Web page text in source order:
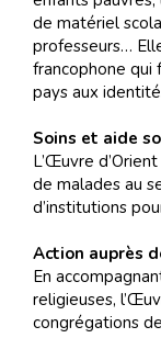
de matériel
professeurs…
francophone qui
pays aux
Soins et aide
L’Œuvre
de malades au
d’institutions
Action auprès
En
religieuses,
congrégations